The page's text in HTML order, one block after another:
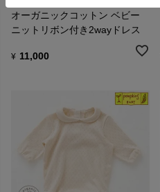
オーガニックコットン ベビー
ニットリボン付き2wayドレス
¥ 11,000